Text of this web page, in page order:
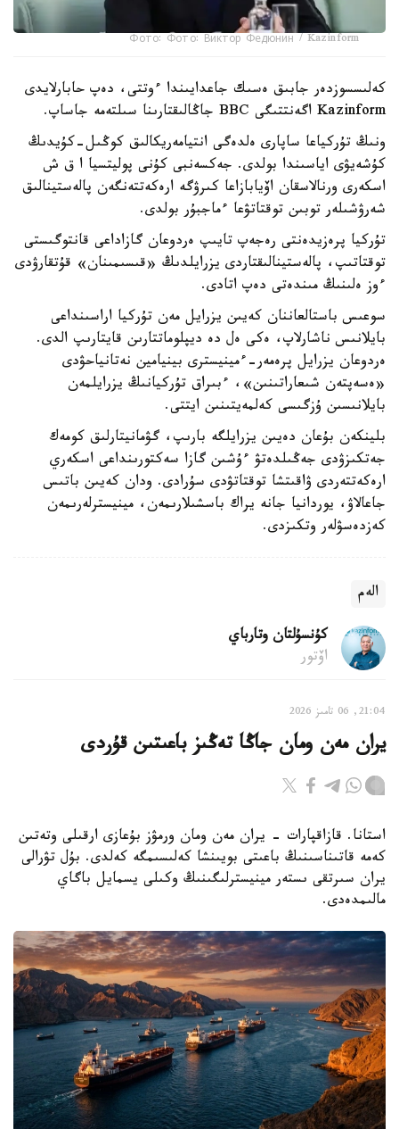
Фото: Фото: Виктор Федюнин / Kazinform
كەلىسسوزدەر جابىق ەسىك جاعدايىندا ءوتتى، دەپ حابارلايدى
Kazinform اگەنتتىگى BBC جاڭالىقتارىنا سىلتەمە جاساپ.
ونىڭ تۇركياعا ساپارى ەلدەگى انتيامەريكالىق كوڭىل-كۇيدىڭ
كۇشەيۋى اياسىندا بولدى. جەكسەنبى كۇنى پوليتسيا ا ق ش
اسكەرى ورنالاسقان اۆيابازاعا كىرۋگە ارەكەتتەنگەن پالەستينالىق
شەرۋشىلەر توبىن توقتاتۋعا ءماجبۇر بولدى.
تۇركيا پرەزيدەنتى رەجەپ تايىپ ەردوعان گازاداعى قانتوگىستى
توقتاتىپ، پالەستينالىقتاردى يزرايلدىڭ «قىسىمىنان» قۇتقارۋدى
ءوز ەلىنىڭ مىندەتى دەپ اتادى.
سوعىس باستالعاننان كەيىن يزرايل مەن تۇركيا اراسىنداعى
بايلانىس ناشارلاپ، ەكى ەل دە ديپلوماتتارىن قايتارىپ الدى.
ەردوعان يزرايل پرەمەر-ءمينيسترى بينيامين نەتانياحۋدى
«ەسەپتەن شىعاراتىنىن»، ءبىراق تۇركيانىڭ يزرايلمەن
بايلانىسىن ۇزگىسى كەلمەيتىنىن ايتتى.
بلينكەن بۇعان دەيىن يزرايلگە بارىپ، گۋمانيتارلىق كومەك
جەتكىزۋدى جەڭىلدەتۋ ءۇشىن گازا سەكتورىنداعى اسكەري
ارەكەتتەردى ۋاقىتشا توقتاتۋدى سۇرادى. ودان كەيىن باتىس
جاعالاۋ، يوردانيا جانە يراك باسشىلارىمەن، مينيسترلەرىمەن
كەزدەسۋلەر وتكىزدى.
الەم
كۇنسۇلتان وتارباي
اۆتور
21:04, 06 تامىز 2026
يران مەن ومان جاڭا تەڭىز باعىتىن قۇردى
استانا. قازاقپارات - يران مەن ومان ورمۋز بۇعازى ارقىلى وتەتىن
كەمە قاتىناسىنىڭ باعىتى بويىنشا كەلىسىمگە كەلدى. بۇل تۋرالى
يران سىرتقى ىستەر مينيسترلىگىنىڭ وكىلى يسمايل باگاي
مالىمدەدى.